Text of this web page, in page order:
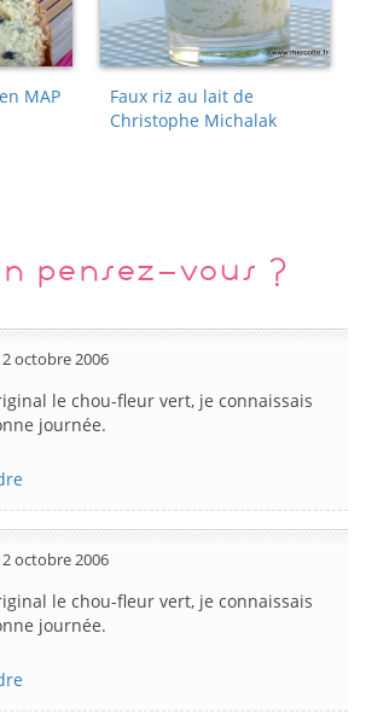
MAP
Faux riz au lait de
Christophe Michalak
pensez-vous ?
octobre 2006
le chou-fleur vert, je connaissais
journée.
octobre 2006
le chou-fleur vert, je connaissais
journée.